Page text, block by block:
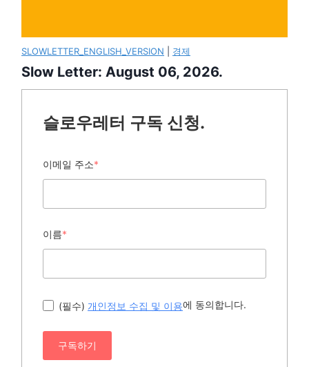
SLOWLETTER_ENGLISH_VERSION 경제
Slow Letter: August 06, 2026.
슬로우레터 구독 신청.
이메일 주소*
이름*
(필수) 개인정보 수집 및 이용에 동의합니다.
구독하기